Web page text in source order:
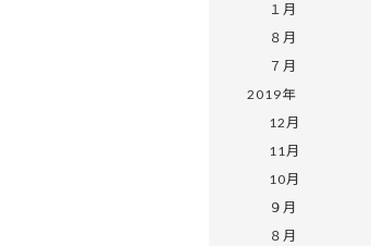
１月
８月
７月
2019年
12月
11月
10月
９月
８月